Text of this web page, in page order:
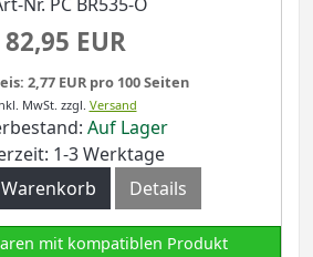
82,95 EUR
2,77 EUR pro 100 Seiten
MwSt. zzgl. Versand
Auf Lager
1-3 Werktage
Details
mit kompatiblen Produkt